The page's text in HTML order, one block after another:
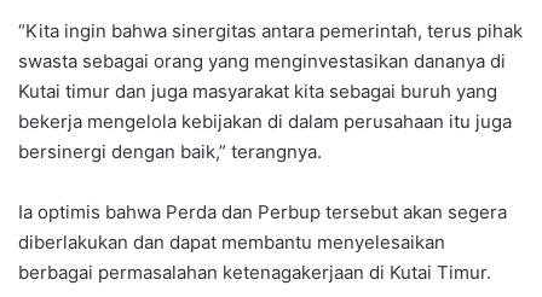
“Kita ingin bahwa sinergitas antara pemerintah, terus pihak
swasta sebagai orang yang menginvestasikan dananya di
Kutai timur dan juga masyarakat kita sebagai buruh yang
bekerja mengelola kebijakan di dalam perusahaan itu juga
bersinergi dengan baik,” terangnya.
Ia optimis bahwa Perda dan Perbup tersebut akan segera
diberlakukan dan dapat membantu menyelesaikan
berbagai permasalahan ketenagakerjaan di Kutai Timur.